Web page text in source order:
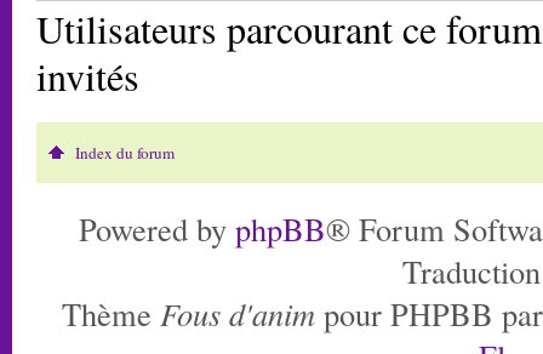
Utilisateurs parcourant ce
invités
Index du forum
Powered by phpBB® Forum
Thème Fous d'anim pour PHPBB